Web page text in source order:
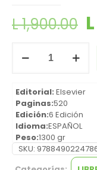
L1,900.00 L
Editorial: Elsevier
Paginas:520
Edición:6 Edición
Idioma:ESPAÑOL
Peso:1300 gr
Encuadernación:
SKU: